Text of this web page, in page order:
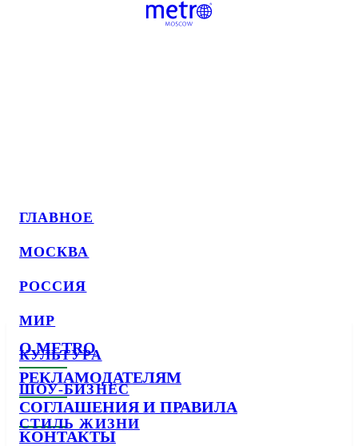
ГЛАВНОЕ
МОСКВА
РОССИЯ
МИР
КУЛЬТУРА
ШОУ-БИЗНЕС
СТИЛЬ ЖИЗНИ
О METRO
РЕКЛАМОДАТЕЛЯМ
СОГЛАШЕНИЯ И ПРАВИЛА
КОНТАКТЫ